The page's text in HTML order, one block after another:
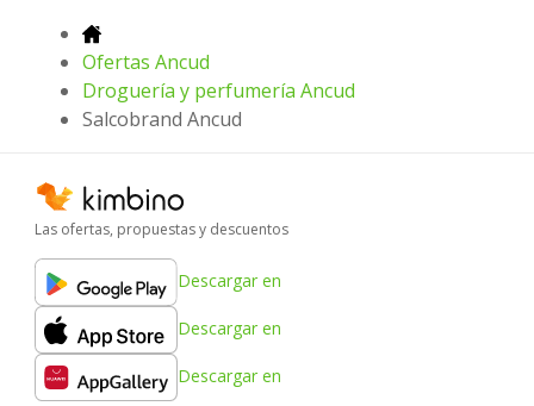
Ofertas Ancud
Droguería y perfumería Ancud
Salcobrand Ancud
Las ofertas, propuestas y descuentos
Descargar en
Descargar en
Descargar en